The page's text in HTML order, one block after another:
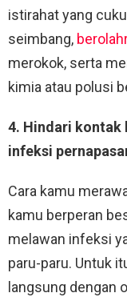
istirahat yang
seimbang,
merokok, serta
kimia atau polusi
4. Hindari kontak
infeksi
Cara kamu
kamu berperan
melawan infeksi
paru-paru. Untuk
langsung dengan